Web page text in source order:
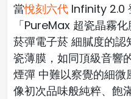
當悅刻六代 Infinity 2.0
「PureMax 超瓷晶霧
菸彈電子菸 細膩度的
瓷薄膜，如同頂級音響
煙彈 中難以察覺的細
像初次品味般純粹、飽